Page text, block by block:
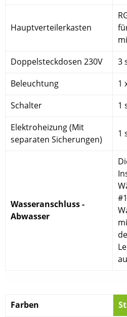
Hauptverteilerkasten
Doppelsteckdosen 230V
3
Beleuchtung
1
Schalter
1
Elektroheizung (Mit
separaten Sicherungen)
1
Wasseranschluss -
Abwasser
Farben